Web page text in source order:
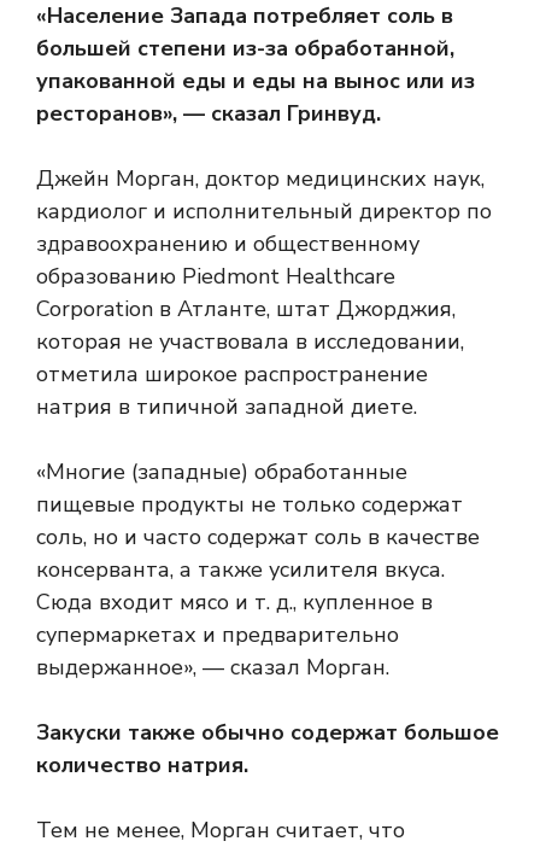
«Население Запада потребляет соль в
большей степени из-за обработанной,
упакованной еды и еды на вынос или из
ресторанов», — сказал Гринвуд.
Джейн Морган, доктор медицинских наук,
кардиолог и исполнительный директор по
здравоохранению и общественному
образованию Piedmont Healthcare
Corporation в Атланте, штат Джорджия,
которая не участвовала в исследовании,
отметила широкое распространение
натрия в типичной западной диете.
«Многие (западные) обработанные
пищевые продукты не только содержат
соль, но и часто содержат соль в качестве
консерванта, а также усилителя вкуса.
Сюда входит мясо и т. д., купленное в
супермаркетах и ​​предварительно
выдержанное», — сказал Морган.
Закуски также обычно содержат большое
количество натрия.
Тем не менее, Морган считает, что